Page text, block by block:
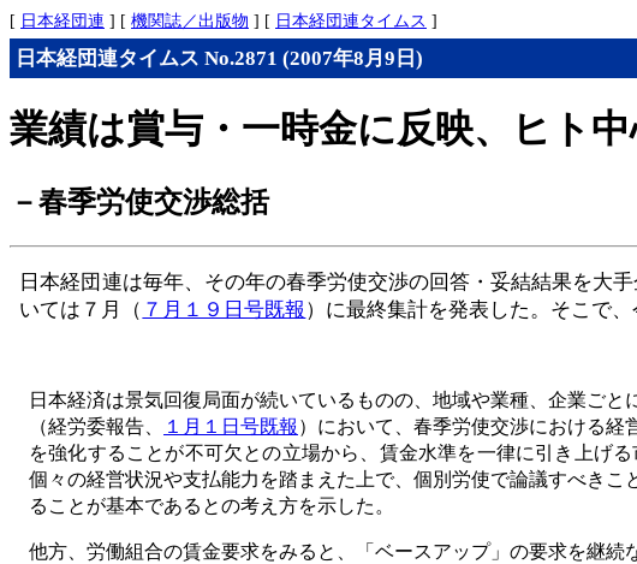
[ 日本経団連 ] [ 機関誌／出版物 ] [ 日本経団連タイムス ]
日本経団連タイムス No.2871 (2007年8月9日)
業績は賞与・一時金に反映、ヒト
－春季労使交渉総括
日本経団連は毎年、その年の春季労使交渉の回答・妥結結果を大
いては７月（ ７月１９日号既報 ）に最終集計を発表した。そこで
日本経済は景気回復局面が続いているものの、地域や業種、企業ご
（経労委報告、
１月１日号既報 ）において、春季労使交渉における
を強化することが不可欠との立場から、賃金水準を一律に引き上げ
個々の経営状況や支払能力を踏まえた上で、個別労使で論議すべき
ることが基本であるとの考え方を示した。
他方、労働組合の賃金要求をみると、「ベースアップ」の要求を継